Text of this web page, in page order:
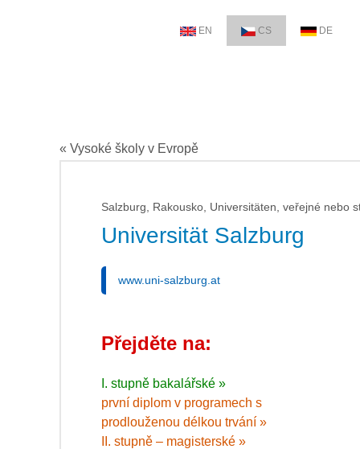
EN CS DE
« Vysoké školy v Evropě
Salzburg, Rakousko, Universitäten, veřejné nebo
Universität Salzburg
www.uni-salzburg.at
Přejděte na:
I. stupně bakalářské »
první diplom v programech s
prodlouženou délkou trvání »
II. stupně – magisterské »